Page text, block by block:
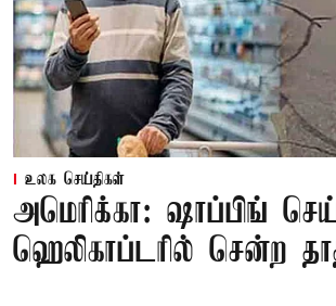
உலக செய்திகள்
அமெரிக்கா: ஷாப்பிங்
ஹெலிகாப்டரில் சென்ற